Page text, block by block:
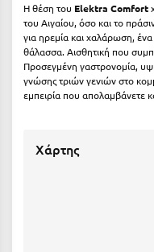
Ιωάννινα
Κ
Καβάλα
Καλαμάτα
Η θέση του Elektra Comfort
του Αιγαίου, όσο και το
για ηρεμία και χαλάρωση,
θάλασσα. Αισθητική που
Προσεγμένη γαστρονομία,
γνώσης τριών γενιών στο
εμπειρία που απολαμβάνετε
Χάρτης